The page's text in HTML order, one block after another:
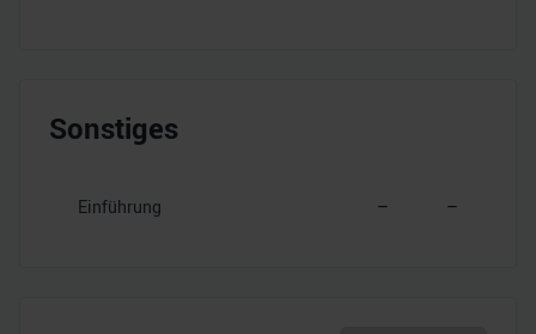
Sonstiges
Einführung – –